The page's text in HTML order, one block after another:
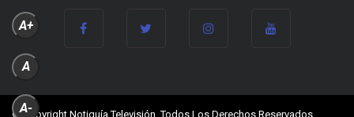
© Copyright Notiguía Televisión, Todos Los Derechos Reservados.
A+
A
A-